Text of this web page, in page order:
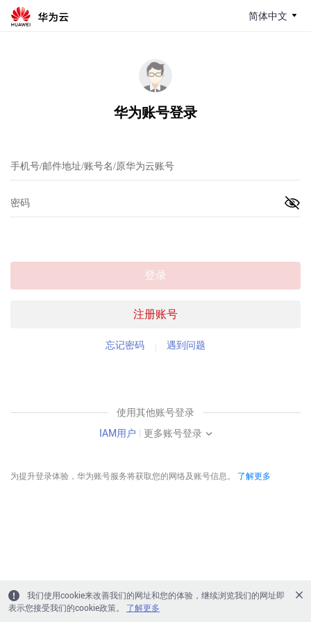
简体中文
华为账号登录
注册账号
登录
忘记密码 遇到问题
使用其他账号登录
IAM用户 | 更多账号登录
为提升登录体验，华为账号服务将获取您的网络及账号信息。 了解更多
我们使用cookie来改善我们的网址和您的体验，继续浏览我们的网址即
表示您接受我们的cookie政策。
了解更多